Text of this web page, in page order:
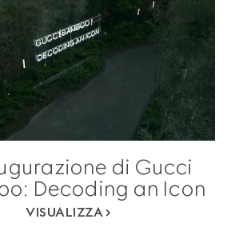
di Gucci
Decoding an Icon
VISUALIZZA